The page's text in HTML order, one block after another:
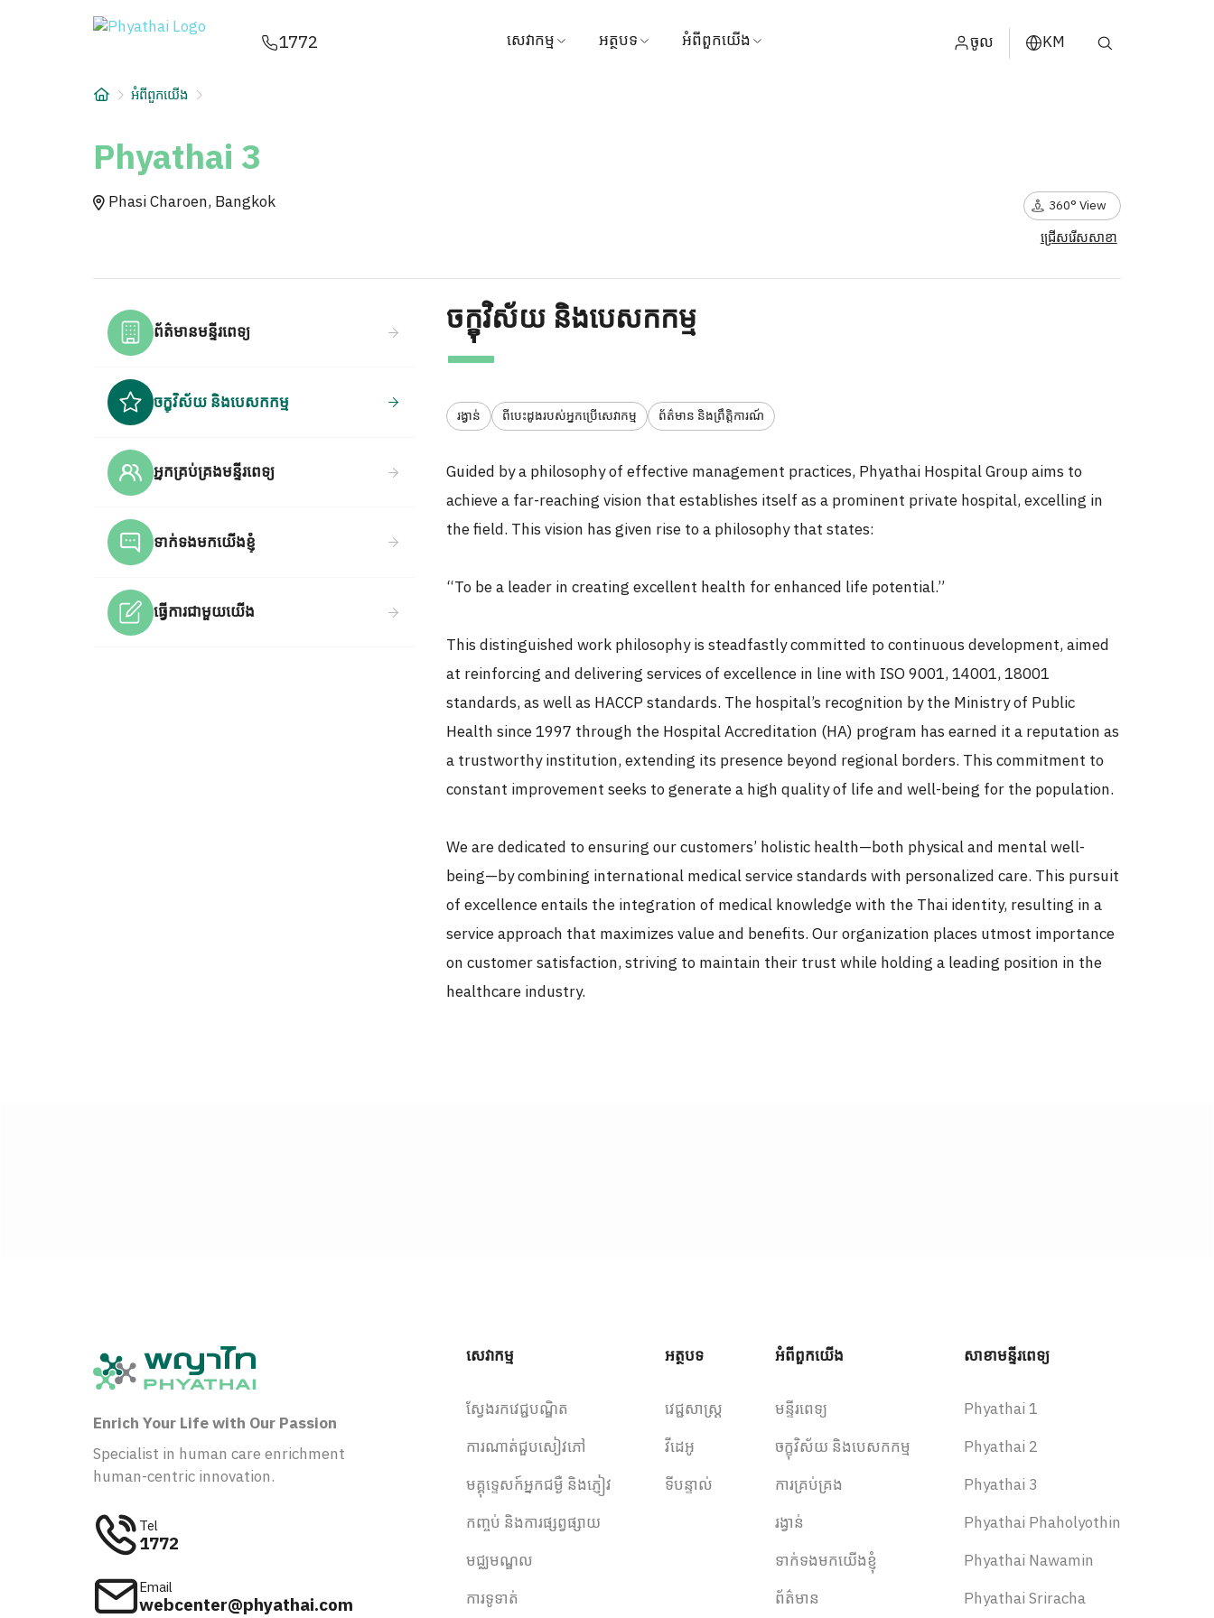
1772
សេវាកម្ម
មជ្ឈមណ្ឌល
ការទូទាត់
អត្ថបទ
អំពីពួកយើង
ទាក់ទងមកយើងខ្ញុំ
ព័ត៌មាន
ចូល
KM
日本
عربي
ไทย English
អំពីពួកយើង
សាខាមន្ទីរពេទ្យ
អំពីពួកយើង
Phyathai 3
Phasi Charoen, Bangkok 360° View
ជ្រើសរើសសាខា
ព័ត៌មានមន្ទីរពេទ្យ
ចក្ខុវិស័យ និងបេសកកម្ម
អ្នកគ្រប់គ្រងមន្ទីរពេទ្យ
ទាក់ទងមកយើងខ្ញុំ
ធ្វើការជាមួយយើង
ចក្ខុវិស័យ និងបេសកកម្ម
រង្វាន់ ពីបេះដូងរបស់អ្នកប្រើសេវាកម្ម ព័ត៌មាន និងព្រឹត្តិការណ៍
Guided by a philosophy of effective management practices, Phyathai Hospital Group aims to
achieve a far-reaching vision that establishes itself as a prominent private hospital, excelling in
the field. This vision has given rise to a philosophy that states:
“To be a leader in creating excellent health for enhanced life potential.”
This distinguished work philosophy is steadfastly committed to continuous development, aimed
at reinforcing and delivering services of excellence in line with ISO 9001, 14001, 18001
standards, as well as HACCP standards. The hospital’s recognition by the Ministry of Public
Health since 1997 through the Hospital Accreditation (HA) program has earned it a reputation as
a trustworthy institution, extending its presence beyond regional borders. This commitment to
constant improvement seeks to generate a high quality of life and well-being for the population.
We are dedicated to ensuring our customers’ holistic health—both physical and mental well-
being—by combining international medical service standards with personalized care. This pursuit
of excellence entails the integration of medical knowledge with the Thai identity, resulting in a
service approach that maximizes value and benefits. Our organization places utmost importance
on customer satisfaction, striving to maintain their trust while holding a leading position in the
healthcare industry.
Enrich Your Life with Our Passion
Specialist in human care enrichment
human-centric innovation.
Tel
1772
Email
webcenter@phyathai.com
សេវាកម្ម
ស្វែងរកវេជ្ជបណ្ឌិត
ការណាត់ជួបសៀវភៅ
មគ្គុទ្ទេសក៍អ្នកជម្ងឺ និងភ្ញៀវ
កញ្ចប់ និងការផ្សព្វផ្សាយ
មជ្ឈមណ្ឌល
ការទូទាត់
អត្ថបទ
វេជ្ជសាស្ត្រ
វីដេអូ
ទីបន្ទាល់
អំពីពួកយើង
មន្ទីរពេទ្យ
ចក្ខុវិស័យ និងបេសកកម្ម
ការគ្រប់គ្រង
រង្វាន់
ទាក់ទងមកយើងខ្ញុំ
ព័ត៌មាន
សាខាមន្ទីរពេទ្យ
Phyathai 1
Phyathai 2
Phyathai 3
Phyathai Phaholyothin
Phyathai Nawamin
Phyathai Sriracha